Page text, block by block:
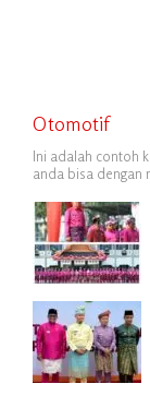
Otomotif
Ini adalah contoh
anda bisa dengan